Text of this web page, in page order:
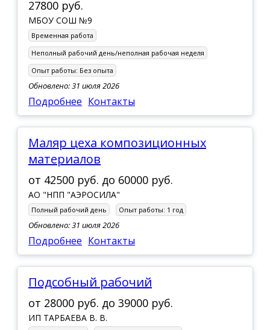
27800 руб.
МБОУ СОШ №9
Временная работа
Неполный рабочий день/неполная рабочая неделя
Опыт работы: Без опыта
Обновлено: 31 июля 2026
Подробнее Контакты
Маляр цеха композиционных
материалов
от 42500 руб. до 60000 руб.
АО "НПП "АЭРОСИЛА"
Полный рабочий день Опыт работы: 1 год
Обновлено: 31 июля 2026
Подробнее Контакты
Подсобный рабочий
от 28000 руб. до 39000 руб.
ИП ТАРБАЕВА В. В.